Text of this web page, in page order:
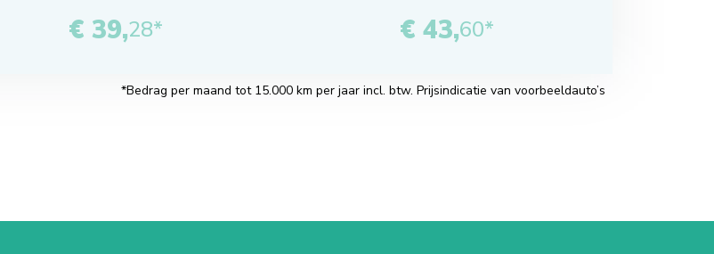
€ 39,28* € 43,60*
*Bedrag per maand tot 15.000 km per jaar incl. btw. Prijsindicatie van voorbeeldauto’s